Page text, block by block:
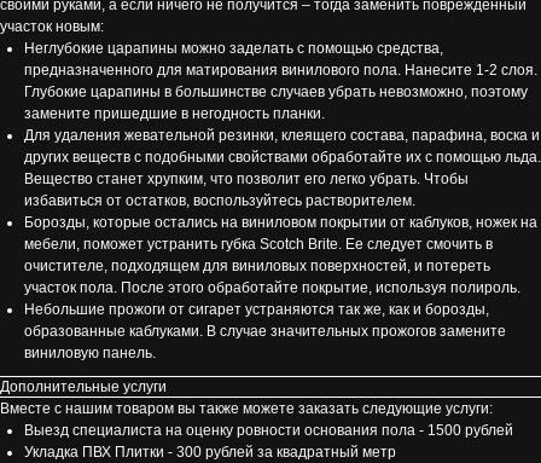
своими руками, а если ничего не получится – тогда заменить поврежденный
участок новым:
Неглубокие царапины можно заделать с помощью средства,
предназначенного для матирования винилового пола. Нанесите 1-2 слоя.
Глубокие царапины в большинстве случаев убрать невозможно, поэтому
замените пришедшие в негодность планки.
Для удаления жевательной резинки, клеящего состава, парафина, воска и
других веществ с подобными свойствами обработайте их с помощью льда.
Вещество станет хрупким, что позволит его легко убрать. Чтобы
избавиться от остатков, воспользуйтесь растворителем.
Борозды, которые остались на виниловом покрытии от каблуков, ножек на
мебели, поможет устранить губка Scotch Brite. Ее следует смочить в
очистителе, подходящем для виниловых поверхностей, и потереть
участок пола. После этого обработайте покрытие, используя полироль.
Небольшие прожоги от сигарет устраняются так же, как и борозды,
образованные каблуками. В случае значительных прожогов замените
виниловую панель.
Дополнительные услуги
Вместе с нашим товаром вы также можете заказать следующие услуги:
Выезд специалиста на оценку ровности основания пола - 1500 рублей
Укладка ПВХ Плитки - 300 рублей за квадратный метр